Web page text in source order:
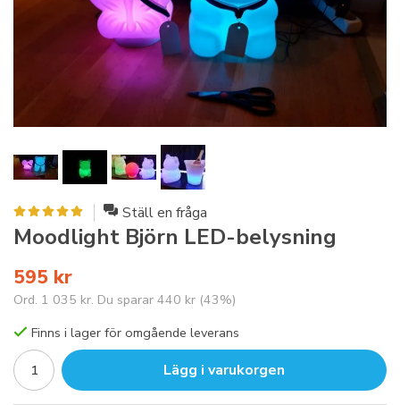
Ställ en fråga
Moodlight Björn LED-belysning
595 kr
Ord. 1 035 kr. Du sparar 440 kr (43%)
Finns i lager för omgående leverans
Lägg i varukorgen